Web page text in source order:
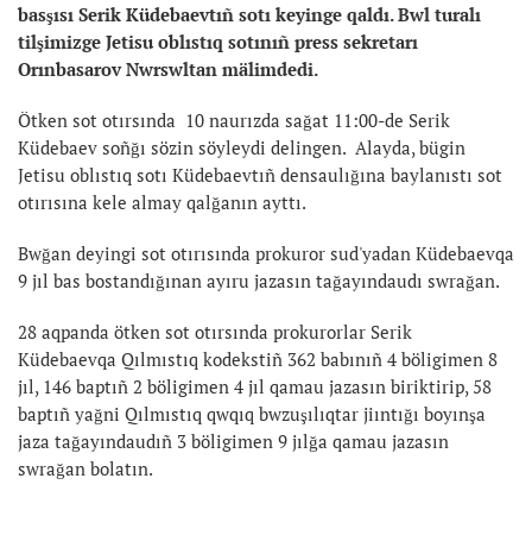
basşısı Serik Küdebaevtıñ sotı keyinge qaldı. Bwl turalı
tilşimizge Jetisu oblıstıq sotınıñ press sekretarı
Orınbasarov Nwrswltan mälimdedi.
Ötken sot otırsında 10 naurızda sağat 11:00-de Serik
Küdebaev soñğı sözin söyleydi delingen. Alayda, bügin
Jetisu oblıstıq sotı Küdebaevtıñ densaulığına baylanıstı sot
otırısına kele almay qalğanın ayttı.
Bwğan deyingi sot otırısında prokuror sud'yadan Küdebaevqa
9 jıl bas bostandığınan ayıru jazasın tağayındaudı swrağan.
28 aqpanda ötken sot otırsında prokurorlar Serik
Küdebaevqa Qılmıstıq kodekstiñ 362 babınıñ 4 böligimen 8
jıl, 146 baptıñ 2 böligimen 4 jıl qamau jazasın biriktirip, 58
baptıñ yağni Qılmıstıq qwqıq bwzuşılıqtar jiıntığı boyınşa
jaza tağayındaudıñ 3 böligimen 9 jılğa qamau jazasın
swrağan bolatın.